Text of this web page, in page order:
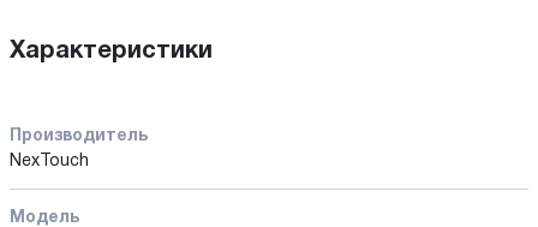
Характеристики
Производитель
NexTouch
Модель